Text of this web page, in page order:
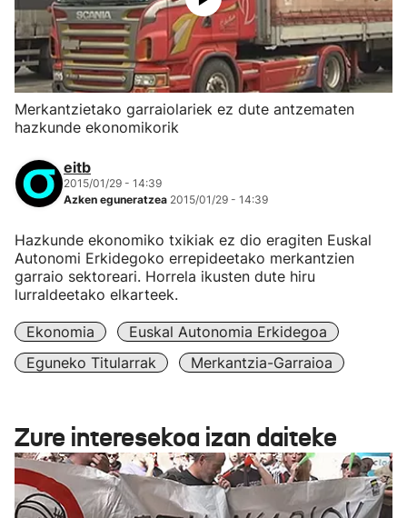
Merkantzietako garraiolariek ez dute antzematen
hazkunde ekonomikorik
eitb
2015/01/29 - 14:39
Azken eguneratzea 2015/01/29 - 14:39
Hazkunde ekonomiko txikiak ez dio eragiten Euskal
Autonomi Erkidegoko errepideetako merkantzien
garraio sektoreari. Horrela ikusten dute hiru
lurraldeetako elkarteek.
Ekonomia
Euskal Autonomia Erkidegoa
Eguneko Titularrak
Merkantzia-Garraioa
Zure interesekoa izan daiteke